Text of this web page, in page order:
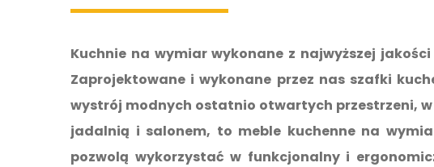
Kuchnie na wymiar wykonane z najwyższej
Zaprojektowane i wykonane przez nas szafki
wystrój modnych ostatnio otwartych przestrzeni, w
jadalnią i salonem, to meble kuchenne na
pozwolą wykorzystać w funkcjonalny i